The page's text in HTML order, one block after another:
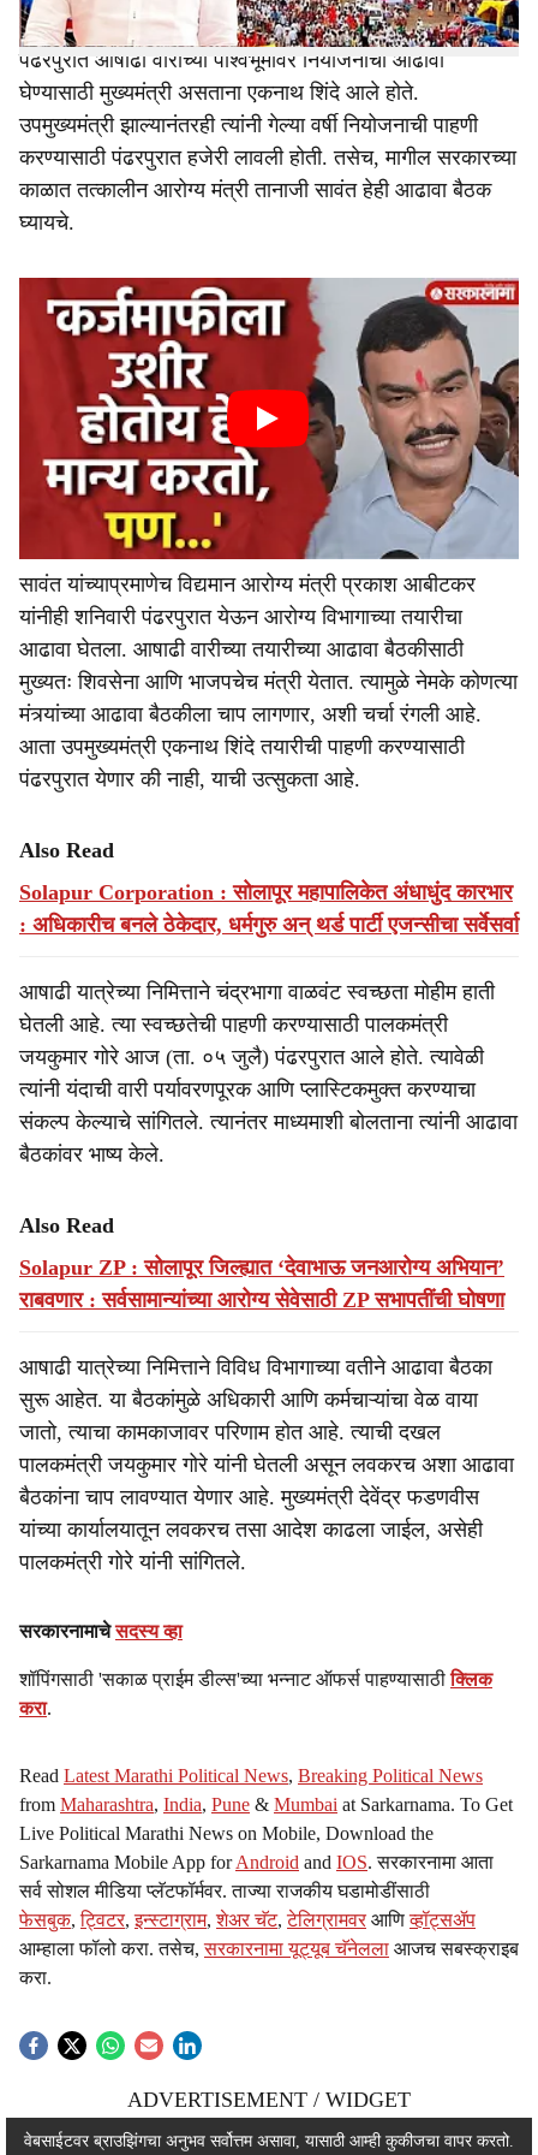
पंढरपुरात आषाढी वारीच्या पार्श्वभूमीवर नियोजनाचा आढावा
घेण्यासाठी मुख्यमंत्री असताना एकनाथ शिंदे आले होते.
उपमुख्यमंत्री झाल्यानंतरही त्यांनी गेल्या वर्षी नियोजनाची पाहणी
करण्यासाठी पंढरपुरात हजेरी लावली होती. तसेच, मागील सरकारच्या
काळात तत्कालीन आरोग्य मंत्री तानाजी सावंत हेही आढावा बैठक
घ्यायचे.
सावंत यांच्याप्रमाणेच विद्यमान आरोग्य मंत्री प्रकाश आबीटकर
यांनीही शनिवारी पंढरपुरात येऊन आरोग्य विभागाच्या तयारीचा
आढावा घेतला. आषाढी वारीच्या तयारीच्या आढावा बैठकीसाठी
मुख्यतः शिवसेना आणि भाजपचेच मंत्री येतात. त्यामुळे नेमके कोणत्या
मंत्र्यांच्या आढावा बैठकीला चाप लागणार, अशी चर्चा रंगली आहे.
आता उपमुख्यमंत्री एकनाथ शिंदे तयारीची पाहणी करण्यासाठी
पंढरपुरात येणार की नाही, याची उत्सुकता आहे.
Also Read
Solapur Corporation : सोलापूर महापालिकेत अंधाधुंद कारभार
: अधिकारीच बनले ठेकेदार, धर्मगुरु अन्‌ थर्ड पार्टी एजन्सीचा सर्वेसर्वा
आषाढी यात्रेच्या निमित्ताने चंद्रभागा वाळवंट स्वच्छता मोहीम हाती
घेतली आहे‌. त्या स्वच्छतेची पाहणी करण्यासाठी पालकमंत्री
जयकुमार गोरे आज (ता. ०५ जुलै) पंढरपुरात आले होते. त्यावेळी
त्यांनी यंदाची वारी पर्यावरणपूरक आणि प्लास्टिकमुक्त करण्याचा
संकल्प केल्याचे सांगितले. त्यानंतर माध्यमाशी बोलताना त्यांनी आढावा
बैठकांवर भाष्य केले.
Also Read
Solapur ZP : सोलापूर जिल्ह्यात ‘देवाभाऊ जनआरोग्य अभियान’
राबवणार : सर्वसामान्यांच्या आरोग्य सेवेसाठी ZP सभापतींची घोषणा
आषाढी यात्रेच्या निमित्ताने विविध विभागाच्या वतीने आढावा बैठका
सुरू आहेत. या बैठकांमुळे अधिकारी आणि कर्मचाऱ्यांचा वेळ वाया
जाताे, त्याचा कामकाजावर परिणाम होत आहे. त्याची दखल
पालकमंत्री जयकुमार गोरे यांनी घेतली असून लवकरच अशा आढावा
बैठकांना चाप लावण्यात येणार आहे. मुख्यमंत्री देवेंद्र फडणवीस
यांच्या कार्यालयातून लवकरच तसा आदेश काढला जाईल, असेही
पालकमंत्री गोरे यांनी सांगितले.
सरकारनामाचेसदस्य व्हा
शॉपिंगसाठी 'सकाळ प्राईम डील्स'च्या भन्नाट ऑफर्स पाहण्यासाठीक्लिक
करा.
Read Latest Marathi Political News, Breaking Political News
from Maharashtra, India, Pune & Mumbai at Sarkarnama. To Get
Live Political Marathi News on Mobile, Download the
Sarkarnama Mobile App forAndroid and IOS. सरकारनामा आता
सर्व सोशल मीडिया प्लॅटफॉर्मवर. ताज्या राजकीय घडामोडींसाठी
फेसबुक,ट्विटर,इन्स्टाग्राम,शेअर चॅट,टेलिग्रामवर आणिव्हॉट्सॲप
आम्हाला फॉलो करा. तसेच,सरकारनामा यूट्यूब चॅनेलला आजच सबस्क्राइब
करा.
ADVERTISEMENT / WIDGET
ADVERTISEMENT / WIDGET
वेबसाईटवर ब्राउझिंगचा अनुभव सर्वोत्तम असावा, यासाठी आम्ही कुकीजचा वापर करतो.